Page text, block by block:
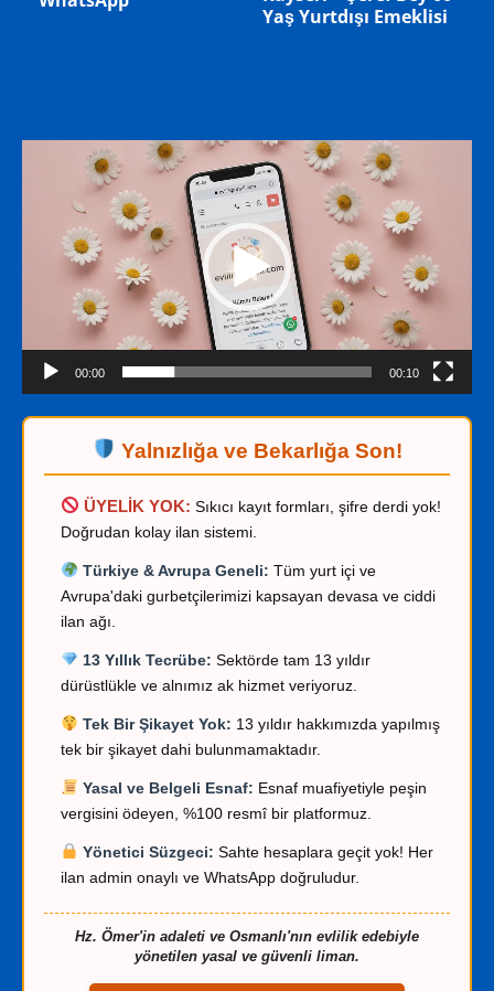
55 Yaş Eşi Vefat Etmiş
Ayrılmış 0536 919 91 32
00:00 00:10
Yalnızlığa ve Bekarlığa Son!
ÜYELİK YOK: Sıkıcı kayıt formları, şifre derdi yok!
Doğrudan kolay ilan sistemi.
Türkiye & Avrupa Geneli: Tüm yurt içi ve
Avrupa'daki gurbetçilerimizi kapsayan devasa ve ciddi
ilan ağı.
13 Yıllık Tecrübe: Sektörde tam 13 yıldır
dürüstlükle ve alnımız ak hizmet veriyoruz.
Tek Bir Şikayet Yok: 13 yıldır hakkımızda yapılmış
tek bir şikayet dahi bulunmamaktadır.
Yasal ve Belgeli Esnaf: Esnaf muafiyetiyle peşin
vergisini ödeyen, %100 resmî bir platformuz.
Yönetici Süzgeci: Sahte hesaplara geçit yok! Her
ilan admin onaylı ve WhatsApp doğruludur.
Hz. Ömer'in adaleti ve Osmanlı'nın evlilik edebiyle
yönetilen yasal ve güvenli liman.